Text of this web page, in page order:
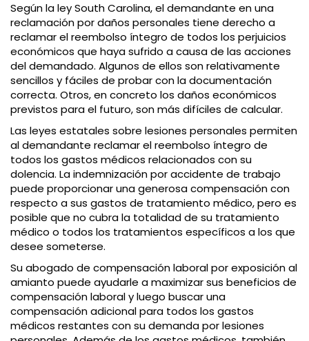
Según la ley South Carolina, el demandante en una
reclamación por daños personales tiene derecho a
reclamar el reembolso íntegro de todos los perjuicios
económicos que haya sufrido a causa de las acciones
del demandado. Algunos de ellos son relativamente
sencillos y fáciles de probar con la documentación
correcta. Otros, en concreto los daños económicos
previstos para el futuro, son más difíciles de calcular.
Las leyes estatales sobre lesiones personales permiten
al demandante reclamar el reembolso íntegro de
todos los gastos médicos relacionados con su
dolencia. La indemnización por accidente de trabajo
puede proporcionar una generosa compensación con
respecto a sus gastos de tratamiento médico, pero es
posible que no cubra la totalidad de su tratamiento
médico o todos los tratamientos específicos a los que
desee someterse.
Su abogado de compensación laboral por exposición al
amianto puede ayudarle a maximizar sus beneficios de
compensación laboral y luego buscar una
compensación adicional para todos los gastos
médicos restantes con su demanda por lesiones